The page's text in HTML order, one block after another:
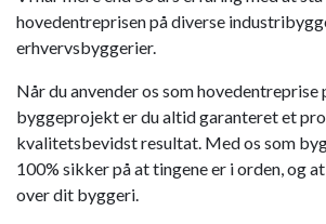
hovedentreprisen på diverse
erhvervsbyggerier.
Når du anvender os som hovedentreprise
byggeprojekt er du altid garanteret et
kvalitetsbevidst resultat. Med os som
100% sikker på at tingene er i orden, og
over dit byggeri.